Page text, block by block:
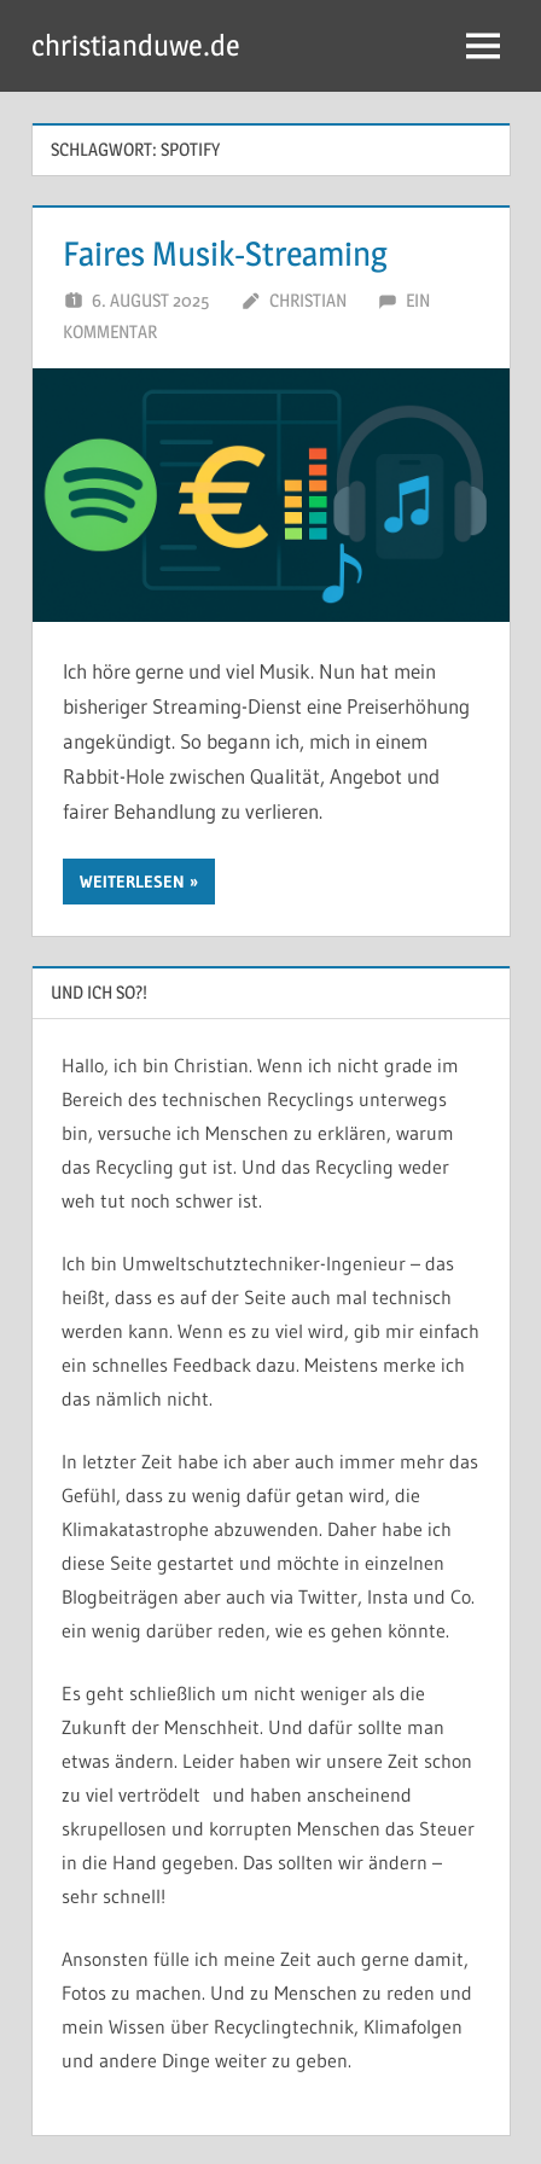
Inhalt
springen
christianduwe.de Menü
SCHLAGWORT: SPOTIFY
Faires Musik-Streaming
6. AUGUST 2025 CHRISTIAN
EIN
KOMMENTAR
Ich höre gerne und viel Musik. Nun hat mein
bisheriger Streaming-Dienst eine Preiserhöhung
angekündigt. So begann ich, mich in einem
Rabbit-Hole zwischen Qualität, Angebot und
fairer Behandlung zu verlieren.
WEITERLESEN
UND ICH SO?!
Hallo, ich bin Christian. Wenn ich nicht grade im
Bereich des technischen Recyclings unterwegs
bin, versuche ich Menschen zu erklären, warum
das Recycling gut ist. Und das Recycling weder
weh tut noch schwer ist.
Ich bin Umweltschutztechniker-Ingenieur – das
heißt, dass es auf der Seite auch mal technisch
werden kann. Wenn es zu viel wird, gib mir einfach
ein schnelles Feedback dazu. Meistens merke ich
das nämlich nicht.
In letzter Zeit habe ich aber auch immer mehr das
Gefühl, dass zu wenig dafür getan wird, die
Klimakatastrophe abzuwenden. Daher habe ich
diese Seite gestartet und möchte in einzelnen
Blogbeiträgen aber auch via Twitter, Insta und Co.
ein wenig darüber reden, wie es gehen könnte.
Es geht schließlich um nicht weniger als die
Zukunft der Menschheit. Und dafür sollte man
etwas ändern. Leider haben wir unsere Zeit schon
zu viel vertrödelt und haben anscheinend
skrupellosen und korrupten Menschen das Steuer
in die Hand gegeben. Das sollten wir ändern –
sehr schnell!
Ansonsten fülle ich meine Zeit auch gerne damit,
Fotos zu machen. Und zu Menschen zu reden und
mein Wissen über Recyclingtechnik, Klimafolgen
und andere Dinge weiter zu geben.